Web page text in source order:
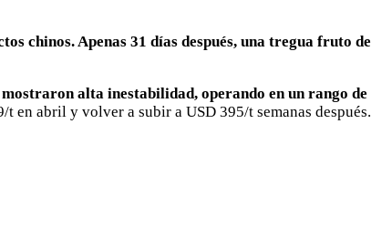
chinos. Apenas 31 días después, una tregua fruto de
alta inestabilidad, operando en un rango de
en abril y volver a subir a USD 395/t semanas después.